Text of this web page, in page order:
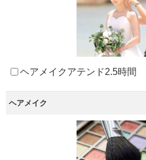
ヘアメイクアテンド2.5時間
ヘアメイク